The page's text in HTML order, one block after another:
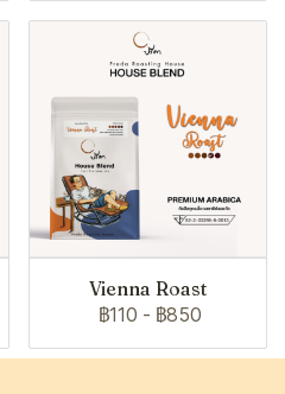
Vienna Roast
฿110 - ฿850